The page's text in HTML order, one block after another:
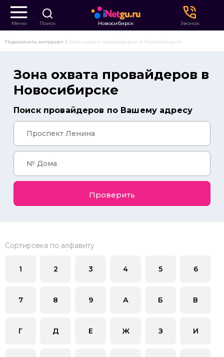
Меню Поиск Новосибирск Звонок
Подключить интернет Зона охвата провайдеров в Новосибирске
Зона охвата провайдеров в
Новосибирске
Поиск провайдеров по Вашему адресу
Проверить
Сортировка по алфавиту
1 2 3 4 5 6
7 8 9 А Б В
Г Д Е Ж З И